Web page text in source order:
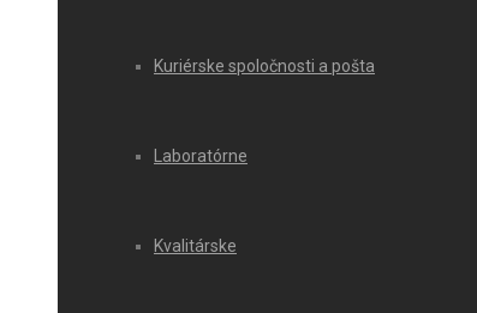
Kuriérske spoločnosti a pošta
Laboratórne
Kvalitárske